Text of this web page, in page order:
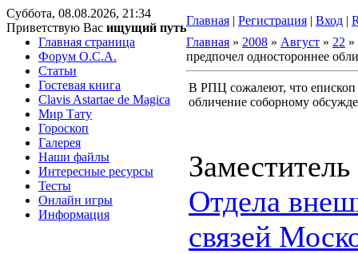
Суббота, 08.08.2026, 21:34
Приветствую Вас ищущий путь
Главная | Регистрация | Вход |
Главная страница
Форум O.C.A.
Статьи
Гостевая книга
Clavis Astartae de Magica
Мир Тату
Гороскоп
Галерея
Наши файлы
Интересные ресурсы
Тесты
Онлайн игры
Информация
Главная » 2008 » Август » 22
предпочел одностороннее
В РПЦ сожалеют, что
обличение соборному
Заместитель
Отдела
связей